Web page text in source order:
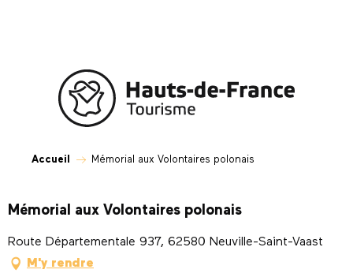
Accueil Mémorial aux Volontaires polonais
Mémorial aux Volontaires polonais
Route Départementale 937, 62580 Neuville-Saint-Vaast
M'y rendre